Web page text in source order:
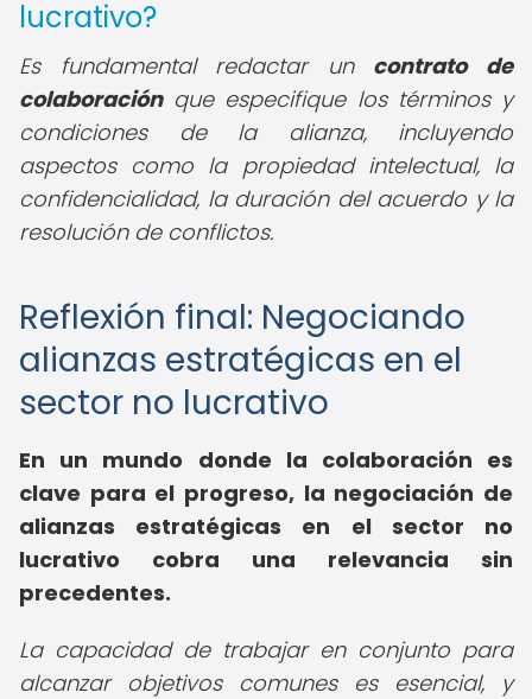
lucrativo?
Es fundamental redactar un contrato de
colaboraciónque especifique los términos y
condiciones de la alianza, incluyendo
aspectos como la propiedad intelectual, la
confidencialidad, la duración del acuerdo y la
resolución de conflictos.
Reflexión final: Negociando
alianzas estratégicas en el
sector no lucrativo
En un mundo donde la colaboración es
clave para el progreso, la negociación de
alianzas estratégicas en el sector no
lucrativo cobra una relevancia sin
precedentes.
La capacidad de trabajar en conjunto para
alcanzar objetivos comunes es esencial, y